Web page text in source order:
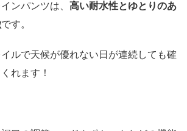
ンパンツは、 高い耐水性とゆとりのあ
です。
ルで天候が優れない日が連続しても確
れます！